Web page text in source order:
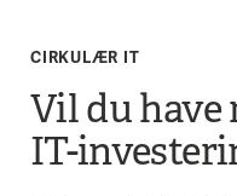
CIRKULÆR IT
Vil du have
IT-